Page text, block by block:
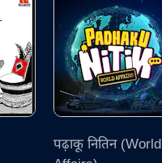
पढ़ाकू नितिन (World